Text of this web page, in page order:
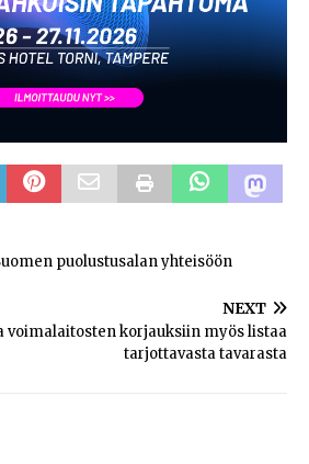
puolustusalan yhteisöön
NEXT
voimalaitosten korjauksiin myös listaa
tarjottavasta tavarasta